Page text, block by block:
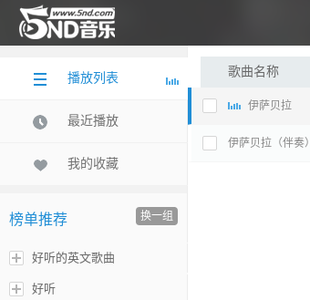
播放列表
最近播放
我的收藏
榜单推荐 换一组
好听的英文歌曲
好听
歌曲名称
伊萨贝拉
伊萨贝拉（伴奏）